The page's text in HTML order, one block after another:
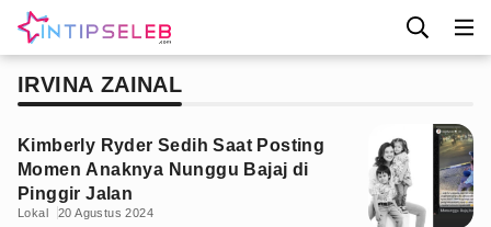
IRVINA ZAINAL
Kimberly Ryder Sedih Saat Posting
Momen Anaknya Nunggu Bajaj di
Pinggir Jalan
Lokal 20 Agustus 2024